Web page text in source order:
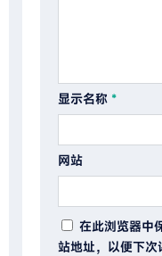
显示名称 *
网站
在此浏览器中
站地址，以便下次